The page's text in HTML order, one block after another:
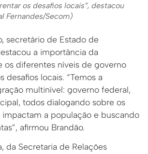
os desafios locais”, destacou
Fernandes/Secom)
secretário de Estado de
a importância da
os diferentes níveis de governo
desafios locais. “Temos a
multinível: governo federal,
todos dialogando sobre os
a população e buscando
afirmou Brandão.
da Secretaria de Relações